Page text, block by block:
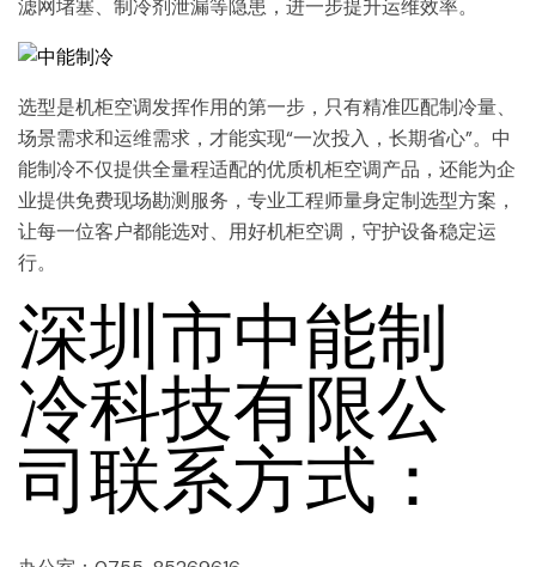
滤网堵塞、制冷剂泄漏等隐患，进一步提升运维效率。
选型是机柜空调发挥作用的第一步，只有精准匹配制冷量、
场景需求和运维需求，才能实现“一次投入，长期省心”。中
能制冷不仅提供全量程适配的优质机柜空调产品，还能为企
业提供免费现场勘测服务，专业工程师量身定制选型方案，
让每一位客户都能选对、用好机柜空调，守护设备稳定运
行。
深圳市中能制
冷科技有限公
司联系方式：